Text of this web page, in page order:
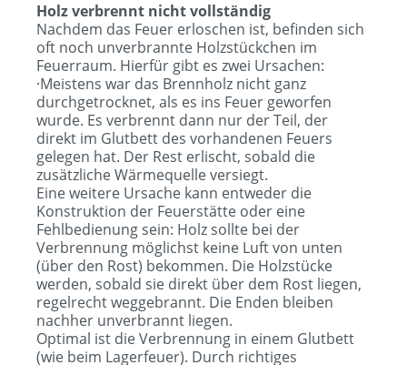
Holz verbrennt nicht vollständig
Nachdem das Feuer erloschen ist, befinden sich
oft noch unverbrannte Holzstückchen im
Feuerraum. Hierfür gibt es zwei Ursachen:
·Meistens war das Brennholz nicht ganz
durchgetrocknet, als es ins Feuer geworfen
wurde. Es verbrennt dann nur der Teil, der
direkt im Glutbett des vorhandenen Feuers
gelegen hat. Der Rest erlischt, sobald die
zusätzliche Wärmequelle versiegt.
Eine weitere Ursache kann entweder die
Konstruktion der Feuerstätte oder eine
Fehlbedienung sein: Holz sollte bei der
Verbrennung möglichst keine Luft von unten
(über den Rost) bekommen. Die Holzstücke
werden, sobald sie direkt über dem Rost liegen,
regelrecht weggebrannt. Die Enden bleiben
nachher unverbrannt liegen.
Optimal ist die Verbrennung in einem Glutbett
(wie beim Lagerfeuer). Durch richtiges